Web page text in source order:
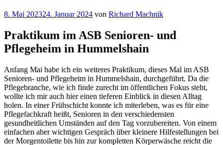
Veröffentlicht
8. Mai 202324. Januar 2024 von Richard Machnik
Praktikum im ASB Senioren- und
Pflegeheim in Hummelshain
Anfang Mai habe ich ein weiteres Praktikum, dieses Mal im ASB
Senioren- und Pflegeheim in Hummelshain, durchgeführt. Da die
Pflegebranche, wie ich finde zurecht im öffentlichen Fokus steht,
wollte ich mir auch hier einen tieferen Einblick in diesen Alltag
holen. In einer Frühschicht konnte ich miterleben, was es für eine
Pflegefachkraft heißt, Senioren in den verschiedensten
gesundheitlichen Umständen auf den Tag vorzubereiten. Von einem
einfachen aber wichtigen Gespräch über kleinere Hilfestellungen bei
der Morgentoilette bis hin zur kompletten Körperwäsche reicht die